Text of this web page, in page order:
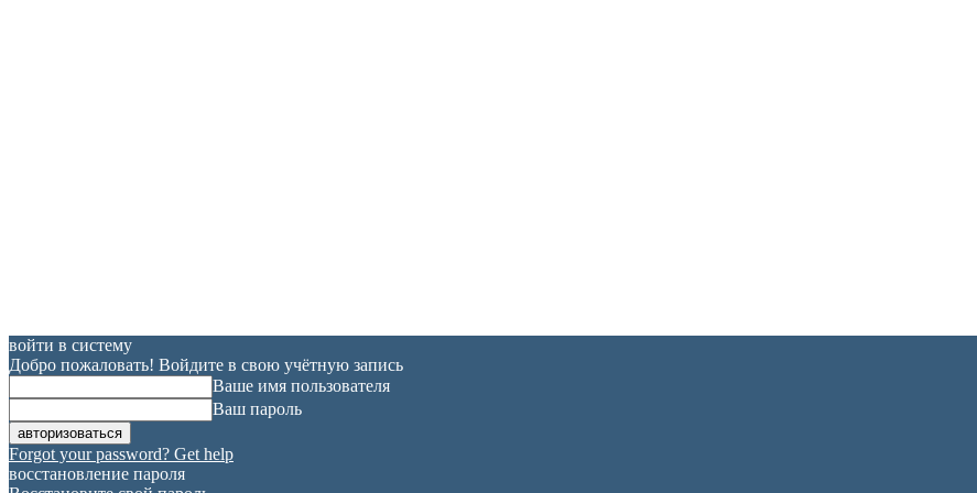
войти в систему
Добро пожаловать! Войдите в свою учётную запись
Ваше имя пользователя
Ваш пароль
Forgot your password? Get help
восстановление пароля